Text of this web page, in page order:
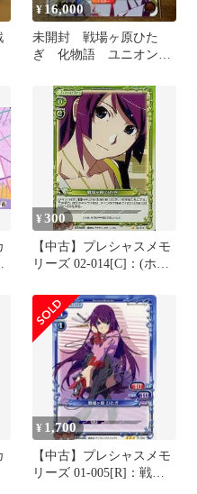
¥ 16,000
未開封 戦場ヶ原ひた
ぎ 化物語 ユニオンレ
¥300
【中古】プレシャスメモ
リーズ 02-014[C]：(ホロ)
¥ 1,700
【中古】プレシャスメモ
リーズ 01-005[R]：戦場